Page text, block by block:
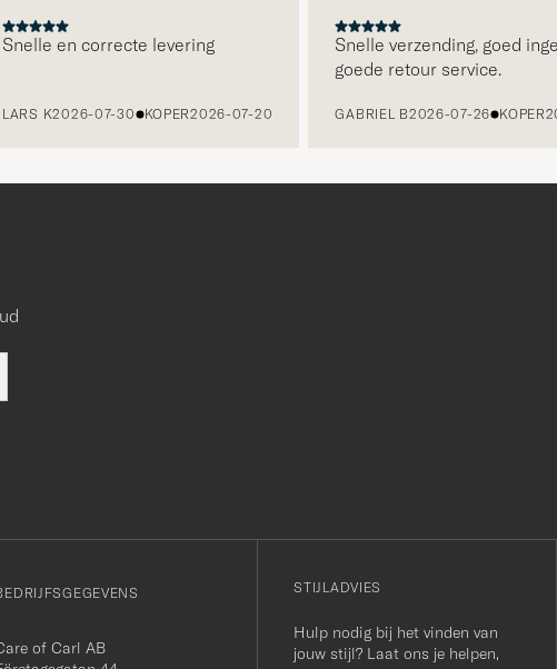
en correcte levering
K2026-07-30 KOPER2026-07-20
Snelle verzending, goed
goede retour service.
GABRIEL B2026-07-26 KOPER
of Carl AB
STIJLADVIES
Hulp nodig bij het vinden van
jouw stijl? Laat ons je helpen,